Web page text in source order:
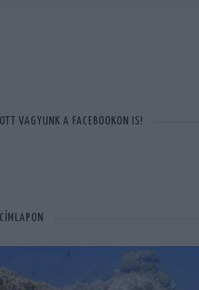
OTT VAGYUNK A FACEBOOKON IS!
CÍMLAPON